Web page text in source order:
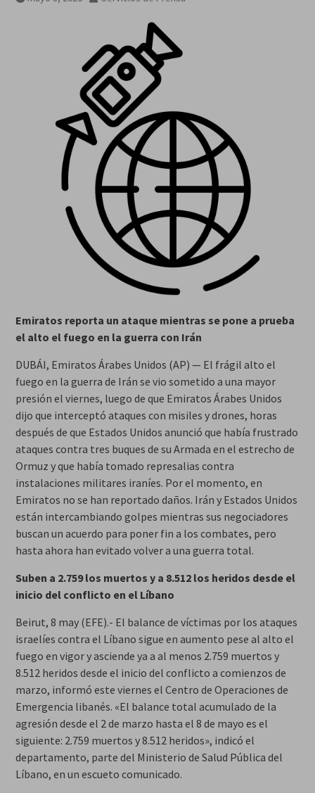
Emiratos reporta un ataque mientras se pone a prueba
el alto el fuego en la guerra con Irán
DUBÁI, Emiratos Árabes Unidos (AP) — El frágil alto el
fuego en la guerra de Irán se vio sometido a una mayor
presión el viernes, luego de que Emiratos Árabes Unidos
dijo que interceptó ataques con misiles y drones, horas
después de que Estados Unidos anunció que había frustrado
ataques contra tres buques de su Armada en el estrecho de
Ormuz y que había tomado represalias contra
instalaciones militares iraníes. Por el momento, en
Emiratos no se han reportado daños. Irán y Estados Unidos
están intercambiando golpes mientras sus negociadores
buscan un acuerdo para poner fin a los combates, pero
hasta ahora han evitado volver a una guerra total.
Suben a 2.759 los muertos y a 8.512 los heridos desde el
inicio del conflicto en el Líbano
Beirut, 8 may (EFE).- El balance de víctimas por los ataques
israelíes contra el Líbano sigue en aumento pese al alto el
fuego en vigor y asciende ya a al menos 2.759 muertos y
8.512 heridos desde el inicio del conflicto a comienzos de
marzo, informó este viernes el Centro de Operaciones de
Emergencia libanés. «El balance total acumulado de la
agresión desde el 2 de marzo hasta el 8 de mayo es el
siguiente: 2.759 muertos y 8.512 heridos», indicó el
departamento, parte del Ministerio de Salud Pública del
Líbano, en un escueto comunicado.